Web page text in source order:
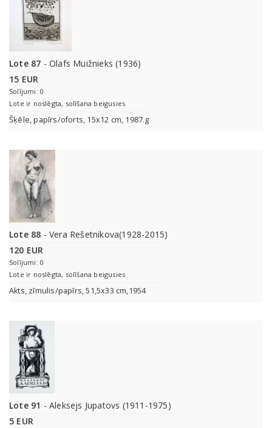
Lote 87 - Olafs Muižnieks (1936)
15 EUR
Solījumi: 0
Lote ir noslēgta, solīšana beigusies
Šķēle, papīrs/oforts, 15x12 cm, 1987.g
Lote 88 - Vera Rešetnikova(1928-2015)
120 EUR
Solījumi: 0
Lote ir noslēgta, solīšana beigusies
Akts, zīmulis/papīrs, 51,5x33 cm,1954
Lote 91 - Aleksejs Jupatovs (1911-1975)
5 EUR